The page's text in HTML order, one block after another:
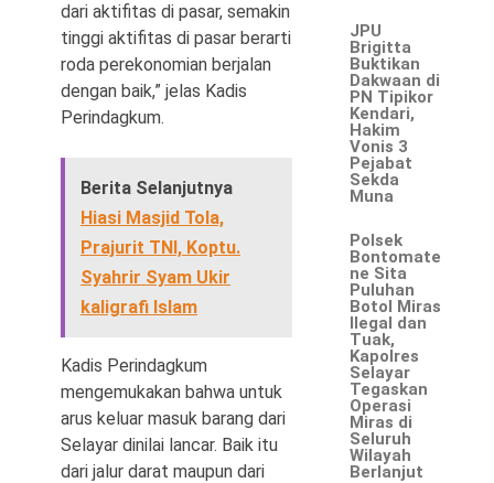
dari aktifitas di pasar, semakin
tinggi aktifitas di pasar berarti
roda perekonomian berjalan
dengan baik,” jelas Kadis
Perindagkum.
Berita Selanjutnya
Hiasi Masjid Tola,
Prajurit TNI, Koptu.
Syahrir Syam Ukir
kaligrafi Islam
Kadis Perindagkum
mengemukakan bahwa untuk
arus keluar masuk barang dari
Selayar dinilai lancar. Baik itu
dari jalur darat maupun dari
JPU
Brigitta
Buktikan
Dakwaan di
PN Tipikor
Kendari,
Hakim
Vonis 3
Pejabat
Sekda
Muna
Polsek
Bontomate
ne Sita
Puluhan
Botol Miras
Ilegal dan
Tuak,
Kapolres
Selayar
Tegaskan
Operasi
Miras di
Seluruh
Wilayah
Berlanjut